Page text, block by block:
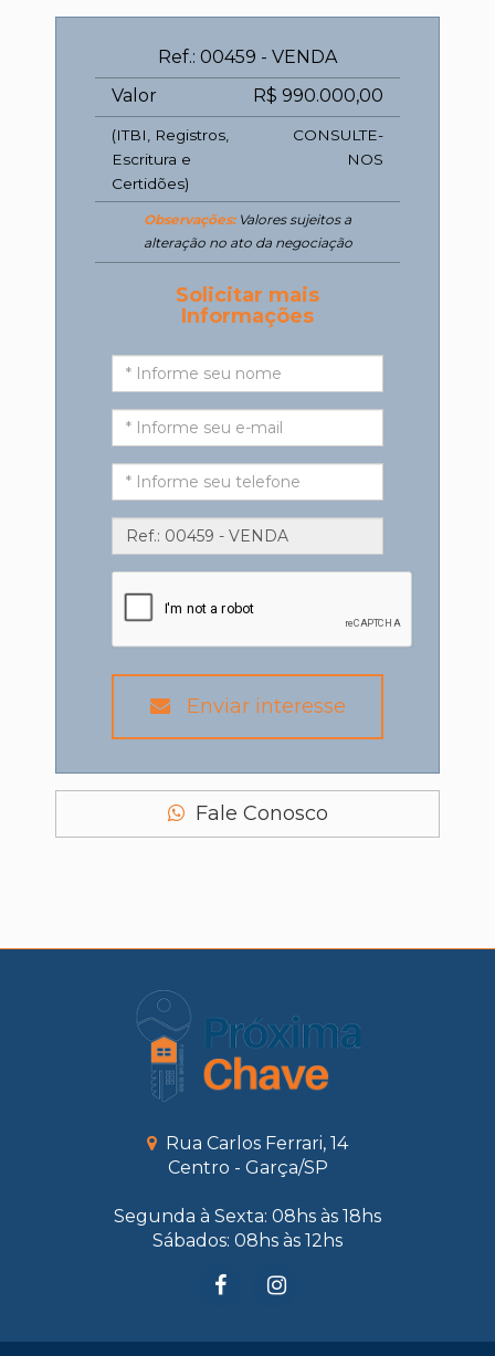
Ref.: 00459 - VENDA
Valor
R$ 990.000,00
(ITBI, Registros,
Escritura e
Certidões)
CONSULTE-
NOS
Observações:Valores sujeitos a
alteração no ato da negociação
Solicitar mais
Informações
Enviar interesse
Fale Conosco
Rua Carlos Ferrari, 14
Centro - Garça/SP
Segunda à Sexta: 08hs às 18hs
Sábados: 08hs às 12hs